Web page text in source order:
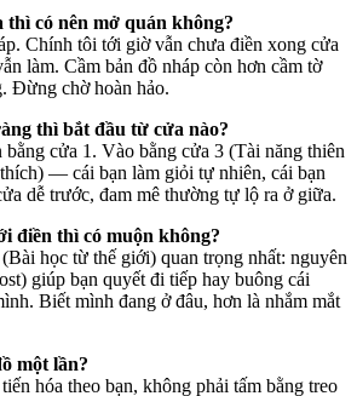
có nên mở quán không?
Chính tôi tới giờ vẫn chưa điền xong cửa
làm. Cầm bản đồ nháp còn hơn cầm tờ
Đừng chờ hoàn hảo.
thì bắt đầu từ cửa nào?
cửa 1. Vào bằng cửa 3 (Tài năng thiên
— cái bạn làm giỏi tự nhiên, cái bạn
dễ trước, đam mê thường tự lộ ra ở giữa.
điền thì có muộn không?
học từ thế giới) quan trọng nhất: nguyên
giúp bạn quyết đi tiếp hay buông cái
Biết mình đang ở đâu, hơn là nhắm mắt
một lần?
hóa theo bạn, không phải tấm bằng treo